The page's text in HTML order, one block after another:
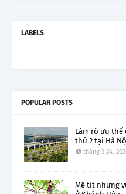
LABELS
POPULAR POSTS
Làm rõ ưu thế
thứ 2 tại Hà
tháng 3 24,
Mê tít những